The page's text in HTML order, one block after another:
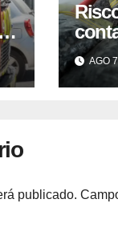
AGO
publicado.